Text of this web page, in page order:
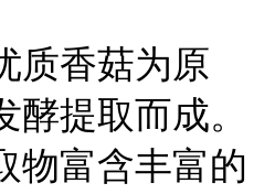
质香菇为原
提取而成。
物富含丰富的